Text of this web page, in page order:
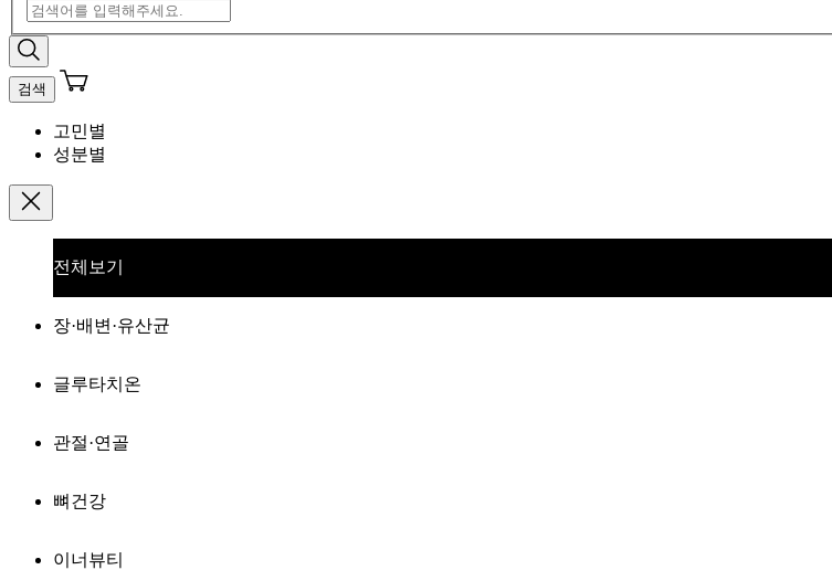
검색
고민별
성분별
전체보기
장·배변·유산균
글루타치온
관절·연골
뼈건강
이너뷰티